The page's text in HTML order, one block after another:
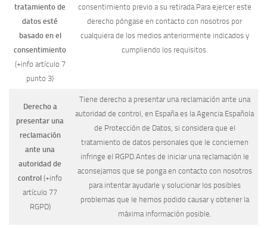
tratamiento de
datos esté
basado en el
consentimiento
(+info artículo 7
punto 3)
consentimiento previo a su retirada.Para ejercer este
derecho póngase en contacto con nosotros por
cualquiera de los medios anteriormente indicados y
cumpliendo los requisitos.
Derecho a
presentar una
reclamación
ante una
autoridad de
control (+info
artículo 77
RGPD)
Tiene derecho a presentar una reclamación ante una
autoridad de control, en España es la Agencia Española
de Protección de Datos, si considera que el
tratamiento de datos personales que le conciernen
infringe el RGPD.Antes de iniciar una reclamación le
aconsejamos que se ponga en contacto con nosotros
para intentar ayudarle y solucionar los posibles
problemas que le hemos podido causar y obtener la
máxima información posible.